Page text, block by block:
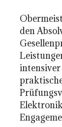
den
intensiver